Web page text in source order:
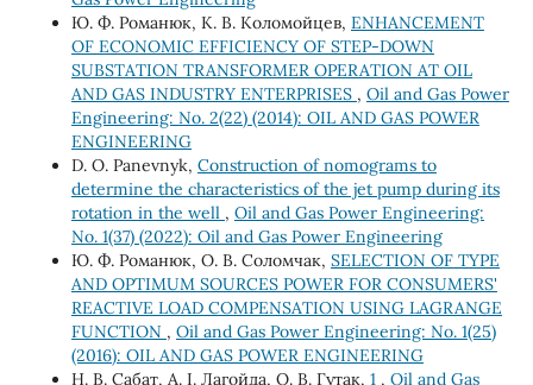
Ю. Ф. Романюк, К. В. Коломойцев, ENHANCEMENT
OF ECONOMIC EFFICIENCY OF STEP-DOWN
SUBSTATION TRANSFORMER OPERATION AT OIL
AND GAS INDUSTRY ENTERPRISES , Oil and Gas Power
Engineering: No. 2(22) (2014): OIL AND GAS POWER
ENGINEERING
D. O. Panevnyk, Construction of nomograms to
determine the characteristics of the jet pump during its
rotation in the well , Oil and Gas Power Engineering:
No. 1(37) (2022): Oil and Gas Power Engineering
Ю. Ф. Романюк, О. В. Соломчак, SELECTION OF TYPE
AND OPTIMUM SOURCES POWER FOR CONSUMERS'
REACTIVE LOAD COMPENSATION USING LAGRANGE
FUNCTION , Oil and Gas Power Engineering: No. 1(25)
(2016): OIL AND GAS POWER ENGINEERING
Н. В. Сабат, А. І. Лагойда, О. В. Гутак, 1 , Oil and Gas